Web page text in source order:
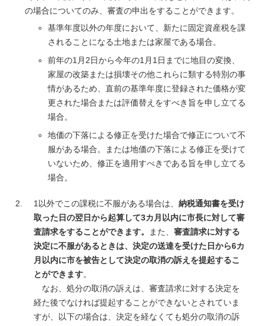
の場合についてのみ、審査の申出をすることができます。
基準年度以外の年度において、新たに固定資産税を課
されることになる土地または家屋である場合。
前年の1月2日から今年の1月1日までに地目の変換、
家屋の改築または損壊その他これらに類する特別の事
情があるため、直前の基準年度に登録された価格が変
更された場合または評価替えをすべき旨を申し立てる
場合。
地価の下落による修正を受けた場合で修正について不
服がある場合。または地価の下落による修正を受けて
いないため、修正を適用すべきである旨を申し立てる
場合。
1以外でこの課税に不服がある場合は、 納税通知書を受け
取った日の翌日から起算して3カ月以内に市長に対して審
査請求をすることができます。
また、 審査請求に対する
決定に不服があるときは、決定の送達を受けた日から6カ
月以内に市を被告として決定の取消の訴えを提起するこ
とができます。
なお、処分の取消の訴えは、審査請求に対する決定を
経た後でなければ提起することができないとされていま
すが、以下の場合は、決定を経なくても処分の取消の訴